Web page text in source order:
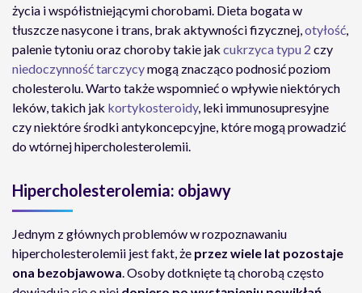
życia i współistniejącymi chorobami. Dieta bogata w
tłuszcze nasycone i trans, brak aktywności fizycznej,otyłość,
palenie tytoniu oraz choroby takie jak cukrzyca typu 2 czy
niedoczynność tarczycymogą znacząco podnosić poziom
cholesterolu. Warto także wspomnieć o wpływie niektórych
leków, takich jak kortykosteroidy, leki immunosupresyjne
czy niektóre środki antykoncepcyjne, które mogą prowadzić
do wtórnej hipercholesterolemii.
Hipercholesterolemia: objawy
Jednym z głównych problemów w rozpoznawaniu
hipercholesterolemii jest fakt, że przez wiele lat pozostaje
ona bezobjawowa. Osoby dotknięte tą chorobą często